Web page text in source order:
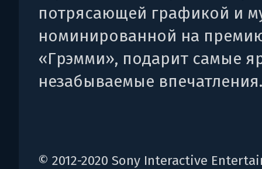
потрясающей графикой и
номинированной на
«Грэмми», подарит самые
незабываемые впечатления.
© 2012-2020 Sony Interactive